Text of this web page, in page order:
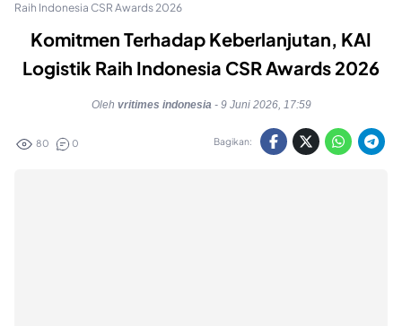
Raih Indonesia CSR Awards 2026
Komitmen Terhadap Keberlanjutan, KAI
Logistik Raih Indonesia CSR Awards 2026
Oleh vritimes indonesia - 9 Juni 2026, 17:59
80 0 Bagikan: